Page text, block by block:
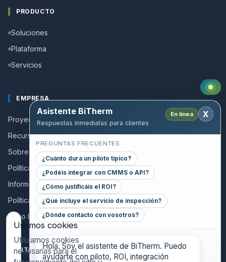
PRODUCTO
Soluciones
Plataforma
Servicios
EMPRESA
Proyectos de éxito
Recursos y Guías
Sobre nosotros
Política de calidad
Información a colaboradores
Política de privacidad
Aviso legal
CONTACT
Asistente BiTherm
Respuestas inmediatas para clientes
En línea X
PREGUNTAS FRECUENTES
¿Cuánto dura un piloto típico?
¿Podéis integrar con CMMS o API?
¿Cómo justificáis el ROI?
¿Qué incluye el servicio de inspección?
¿Dónde contacto con vosotros?
Hola. Soy el asistente de BiTherm. Puedo
ayudarte con piloto, ROI, integración
Usamos cookies
Utilizamos cookies
necesarias para el